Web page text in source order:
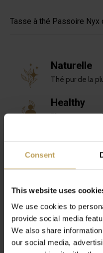
Consent
This website uses
We use cookies to
provide social media
We also share
our social media,
Tasse à thé Passoire Nyx
Naturelle
Thé pur de la
Healthy
Plus amusant,
Durable
Amour pour toi
Mélanges de
Évaluations
0/ 5